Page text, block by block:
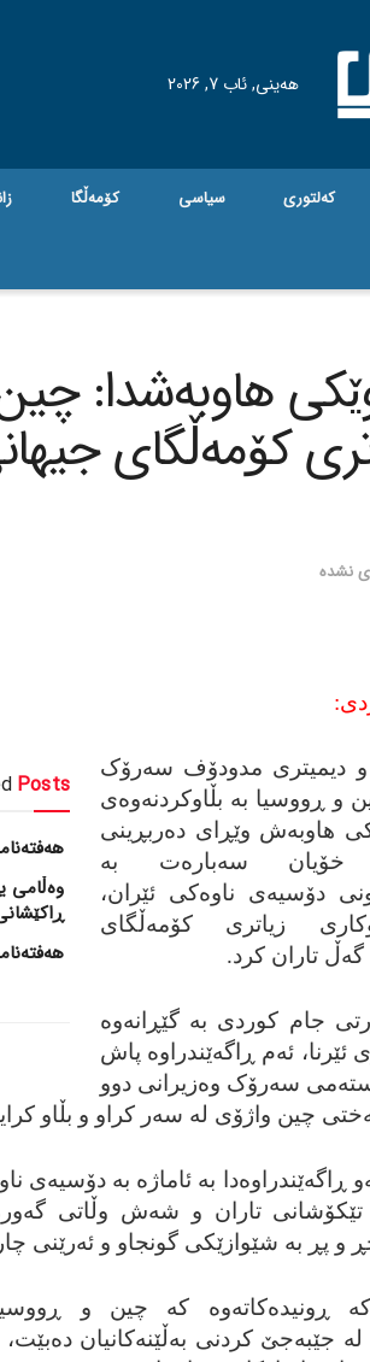
هه‌ینی, ئاب 7, 2026
کەلتوری سیاسی کۆمەڵگا
هاوبه‌شدا:
کۆمه‌ڵگای
نشده
Posts
وەڵامی
و دیمیتری مدودۆف سه‌رۆک
و ڕووسیا به‌ بڵاوکردنه‌وه‌ی
هاوبه‌ش وێڕای ده‌ربڕینی
خۆیان سه‌باره‌ت به‌
دۆسیه‌ی ناوه‌کی ئێران،
زیاتری کۆمه‌ڵگای
گه‌ڵ تاران کرد.
جام کوردی به‌ گێڕانه‌وه‌
ئێرنا، ئه‌م ڕاگه‌ێندراوه‌ پاش
سه‌رۆک وه‌زیرانی دوو
چین واژۆی له‌ سه‌ر کراو و بڵاو
ڕاگه‌ێندراوه‌دا به‌ ئاماژه‌ به‌ دۆسیه‌ی
تاران و شه‌ش وڵاتی
و پڕ به‌ شێوازێکی گونجاو و ئه‌رێنی
ڕونیده‌کاته‌وه‌ که‌ چین و
له‌ جێبه‌جێ کردنی به‌ڵێنه‌کانیان